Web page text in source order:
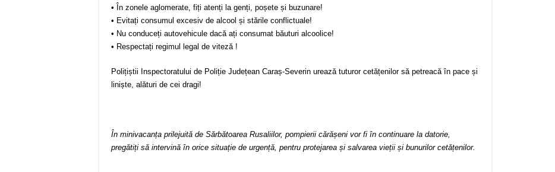
• În zonele aglomerate, fiți atenți la genți, poșete și buzunare!
• Evitați consumul excesiv de alcool și stările conflictuale!
• Nu conduceți autovehicule dacă ați consumat băuturi alcoolice!
• Respectați regimul legal de viteză !
Polițiștii Inspectoratului de Poliție Județean Caraș-Severin urează tuturor cetățenilor să petreacă în pace și
liniște, alături de cei dragi!
În minivacanța prilejuită de Sărbătoarea Rusaliilor, pompierii cărășeni vor fi în continuare la datorie,
pregătiți să intervină în orice situație de urgență, pentru protejarea și salvarea vieții și bunurilor cetățenilor.